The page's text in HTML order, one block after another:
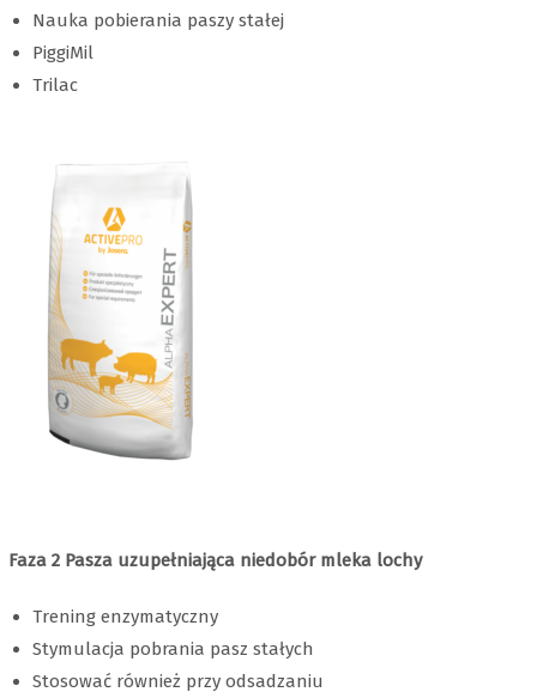
Nauka pobierania paszy stałej
PiggiMil
Trilac
Faza 2 Pasza uzupełniająca niedobór mleka lochy
Trening enzymatyczny
Stymulacja pobrania pasz stałych
Stosować również przy odsadzaniu